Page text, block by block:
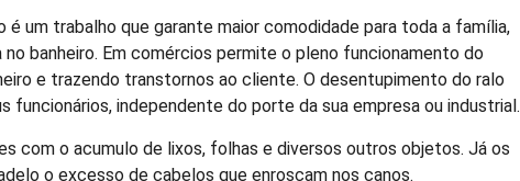
é um trabalho que garante maior comodidade para toda a família,
no banheiro. Em comércios permite o pleno funcionamento do
e trazendo transtornos ao cliente. O desentupimento do ralo
funcionários, independente do porte da sua empresa ou industrial.
com o acumulo de lixos, folhas e diversos outros objetos. Já os
o excesso de cabelos que enroscam nos canos.